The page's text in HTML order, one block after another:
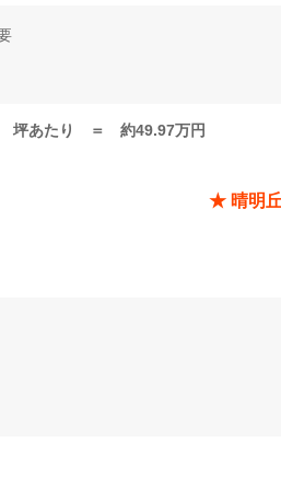
坪あたり ＝ 約49.97万円
★ 晴明丘